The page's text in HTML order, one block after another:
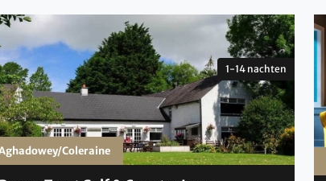
1-14 nachten
Coleraine